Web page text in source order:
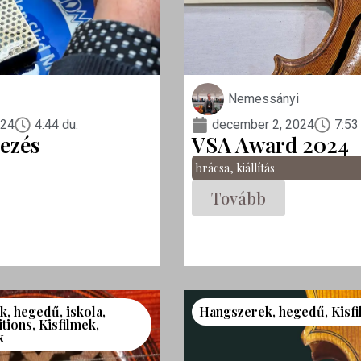
4:44 du.
Nemessányi
december 2, 2024
VSA Award 2024
brácsa, kiállítás
Tovább
, hegedű, iskola,
, Kisfilmek,
Hangszerek,hegedű,